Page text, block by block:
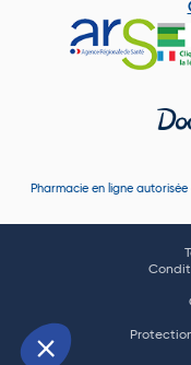
Pharmacie en ligne